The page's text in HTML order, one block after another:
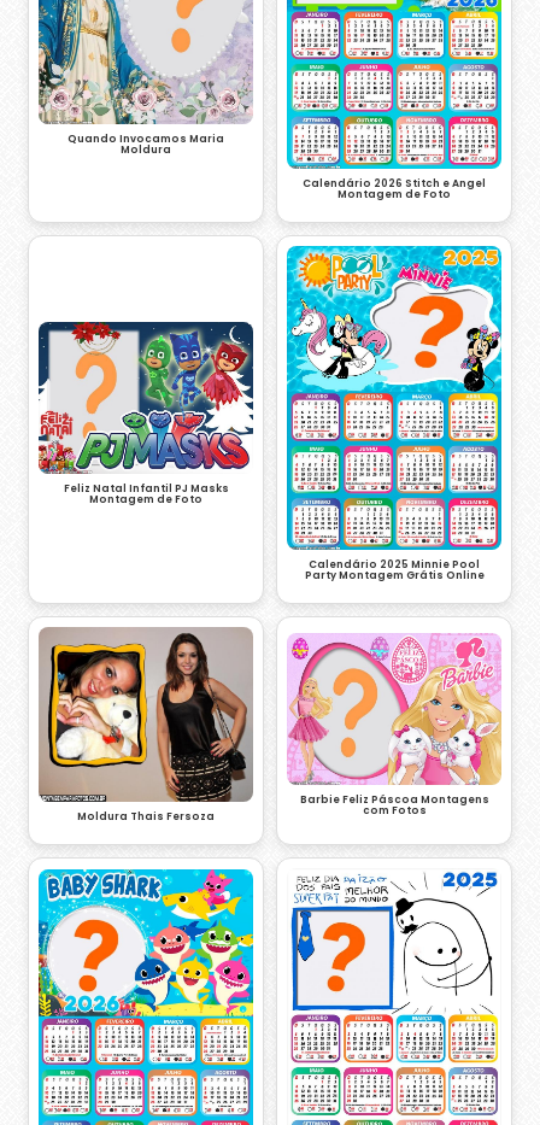
Quando Invocamos Maria
Moldura
Calendário 2026 Stitch e Angel
Montagem de Foto
Feliz Natal Infantil PJ Masks
Montagem de Foto
Calendário 2025 Minnie Pool
Party Montagem Grátis Online
Moldura Thais Fersoza
Barbie Feliz Páscoa Montagens
com Fotos